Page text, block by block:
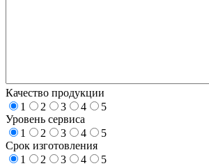
Качество продукции
1
2 3 4
5
Уровень сервиса
1
2 3 4
5
Срок изготовления
1
2 3 4
5